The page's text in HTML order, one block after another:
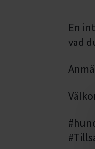
En
vad